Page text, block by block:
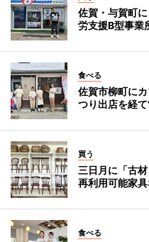
佐賀・与賀町
労支援B型事業
食べる
佐賀市柳町に
つり出店を経
買う
三日月に「古
再利用可能家
食べる